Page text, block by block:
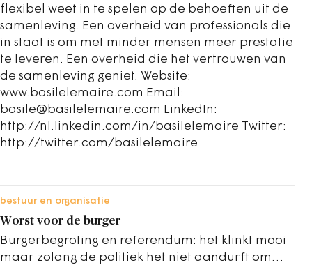
flexibel weet in te spelen op de behoeften uit de
samenleving. Een overheid van professionals die
in staat is om met minder mensen meer prestatie
te leveren. Een overheid die het vertrouwen van
de samenleving geniet. Website:
www.basilelemaire.com Email:
basile@basilelemaire.com LinkedIn:
http://nl.linkedin.com/in/basilelemaire Twitter:
http://twitter.com/basilelemaire
bestuur en organisatie
Worst voor de burger
Burgerbegroting en referendum: het klinkt mooi
maar zolang de politiek het niet aandurft om